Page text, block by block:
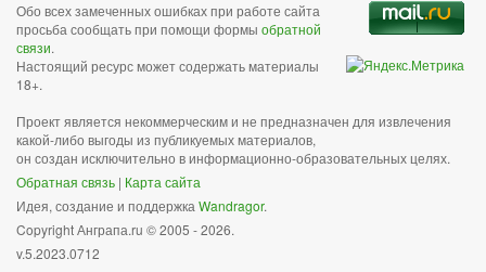
Обо всех замеченных ошибках при работе сайта
просьба сообщать при помощи формы обратной
связи.
Настоящий ресурс может содержать материалы
18+.
Проект является некоммерческим и не предназначен для извлечения
какой-либо выгоды из публикуемых материалов,
он создан исключительно в информационно-образовательных целях.
Обратная связь | Карта сайта
Идея, создание и поддержка Wandragor.
Copyright Анграпа.ru © 2005 - 2026.
v.5.2023.0712